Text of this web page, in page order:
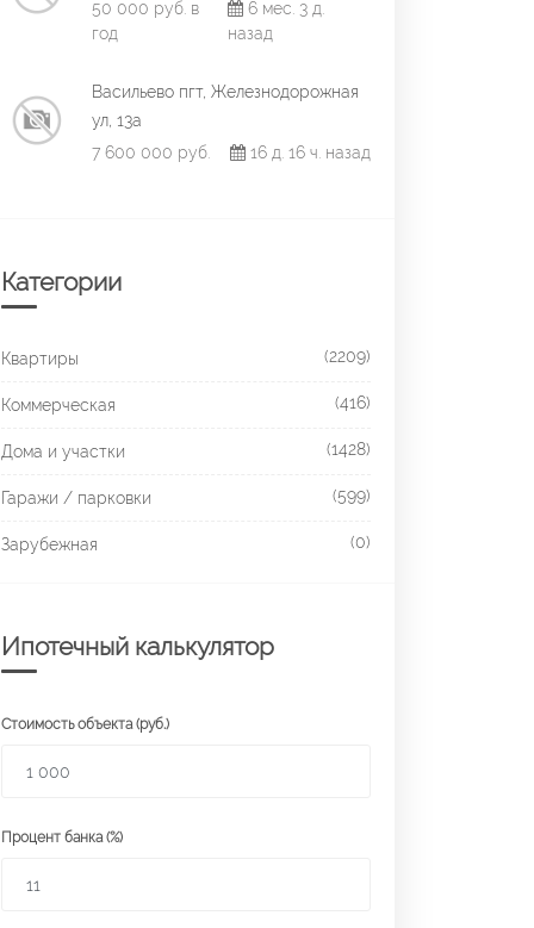
50 000 руб. в
год
6 мес. 3 д.
назад
Васильево пгт, Железнодорожная
ул, 13а
7 600 000 руб.
16 д. 16 ч. назад
Категории
Квартиры (2209)
Коммерческая (416)
Дома и участки (1428)
Гаражи / парковки (599)
Зарубежная (0)
Ипотечный калькулятор
Стоимость объекта (руб.)
Процент банка (%)